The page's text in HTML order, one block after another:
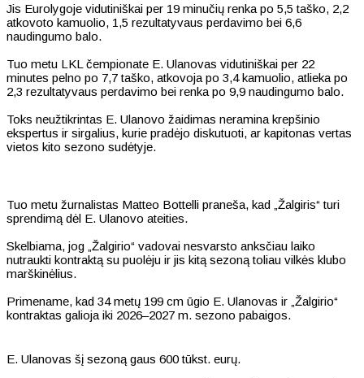
Jis Eurolygoje vidutiniškai per 19 minučių renka po 5,5 taško, 2,2
atkovoto kamuolio, 1,5 rezultatyvaus perdavimo bei 6,6
naudingumo balo.
Tuo metu LKL čempionate E. Ulanovas vidutiniškai per 22
minutes pelno po 7,7 taško, atkovoja po 3,4 kamuolio, atlieka po
2,3 rezultatyvaus perdavimo bei renka po 9,9 naudingumo balo.
Toks neužtikrintas E. Ulanovo žaidimas neramina krepšinio
ekspertus ir sirgalius, kurie pradėjo diskutuoti, ar kapitonas vertas
vietos kito sezono sudėtyje.
Tuo metu žurnalistas Matteo Bottelli praneša, kad „Žalgiris“ turi
sprendimą dėl E. Ulanovo ateities.
Skelbiama, jog „Žalgirio“ vadovai nesvarsto anksčiau laiko
nutraukti kontraktą su puolėju ir jis kitą sezoną toliau vilkės klubo
marškinėlius.
Primename, kad 34 metų 199 cm ūgio E. Ulanovas ir „Žalgirio“
kontraktas galioja iki 2026–2027 m. sezono pabaigos.
E. Ulanovas šį sezoną gaus 600 tūkst. eurų.